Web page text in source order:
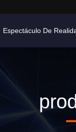
Espectáculo De